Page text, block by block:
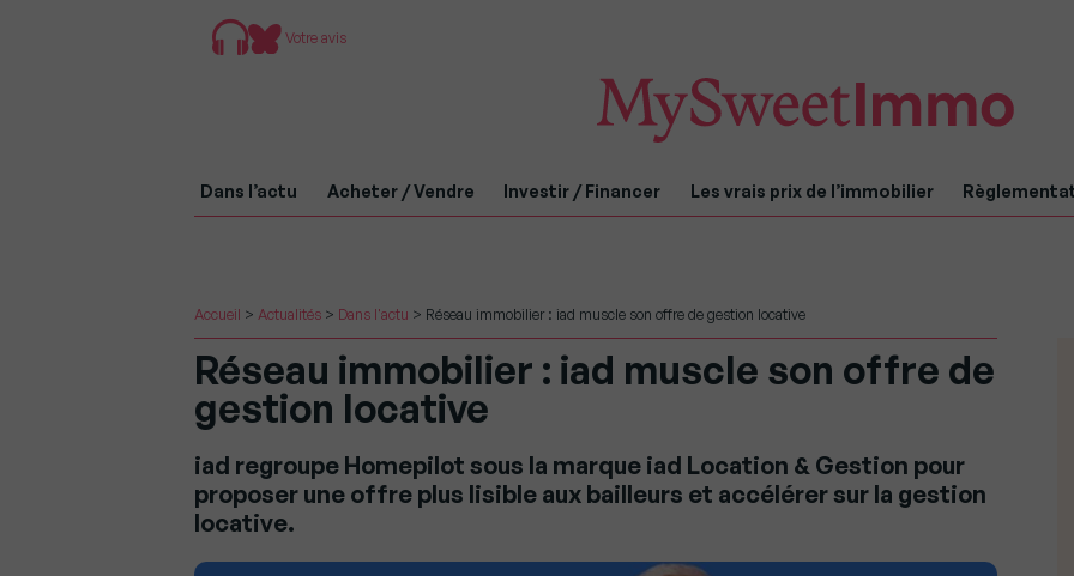
Votre avis
Dans l’actu Acheter / Vendre Investir / Financer Les vrais prix de l’immobilier
Accueil > Actualités > Dans l'actu > Réseau immobilier : iad muscle son offre de gestion locative
Réseau immobilier : iad muscle son offre de
gestion locative
iad regroupe Homepilot sous la marque iad Location & Gestion pour
proposer une offre plus lisible aux bailleurs et accélérer sur la gestion
locative.